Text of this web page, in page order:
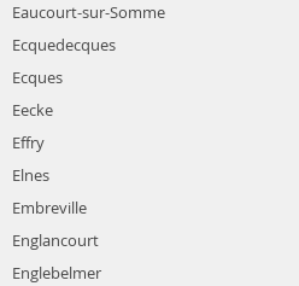
Eaucourt-sur-Somme
Ecquedecques
Ecques
Eecke
Effry
Elnes
Embreville
Englancourt
Englebelmer